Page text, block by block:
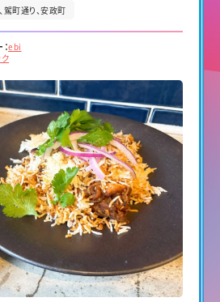
駕町通り 安政町
ebi